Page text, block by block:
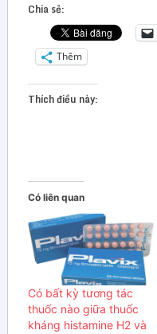
Chia sẻ:
Thêm
Thích điều này:
Có liên quan
Có bất kỳ tương tác
thuốc nào giữa thuốc
kháng histamine H2 và